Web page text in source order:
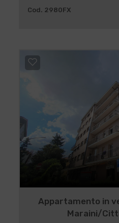
Cod. 2980FX
Appartamento in
Maraini/